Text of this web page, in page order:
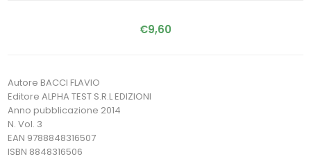
€9,60
Autore BACCI FLAVIO
Editore ALPHA TEST S.R.L EDIZIONI
Anno pubblicazione 2014
N. Vol. 3
EAN 9788848316507
ISBN 8848316506